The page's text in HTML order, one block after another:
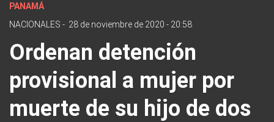
PANAMÁ
NACIONALES - 28 de noviembre de 2020 - 20:58
Ordenan detención
provisional a mujer por
muerte de su hijo de dos